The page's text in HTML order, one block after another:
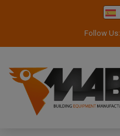
Follow Us: